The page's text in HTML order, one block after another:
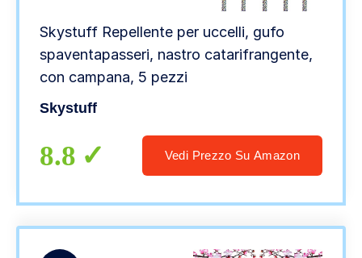
Skystuff Repellente per uccelli, gufo
spaventapasseri, nastro catarifrangente,
con campana, 5 pezzi
Skystuff
8.8 Vedi Prezzo Su Amazon